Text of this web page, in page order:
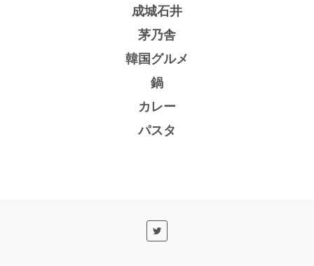
成城石井
茅乃舎
韓国グルメ
鍋
カレー
パスタ